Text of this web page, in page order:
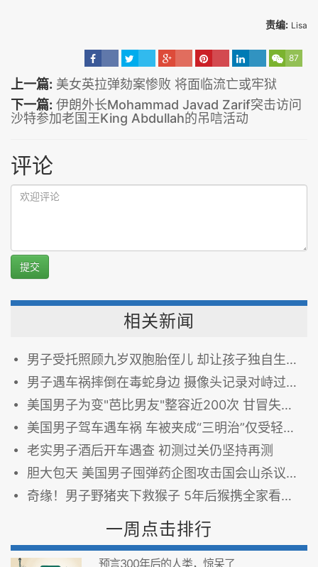
责编: Lisa
87
上一篇: 美女英拉弹劾案惨败 将面临流亡或牢狱
下一篇: 伊朗外长Mohammad Javad Zarif突击访问
沙特参加老国王King Abdullah的吊唁活动
评论
提交
相关新闻
男子受托照顾九岁双胞胎侄儿 却让孩子独自生存数月
男子遇车祸摔倒在毒蛇身边 摄像头记录对峙过程(图)
美国男子为变"芭比男友"整容近200次 甘冒失明风险
美国男子驾车遇车祸 车被夹成“三明治”仅受轻伤(图)
老实男子酒后开车遇查 初测过关仍坚持再测
胆大包天 美国男子囤弹药企图攻击国会山杀议员(图)
奇缘！男子野猪夹下救猴子 5年后猴携全家看恩人(图)
一周点击排行
预言300年后的人类，惊呆了